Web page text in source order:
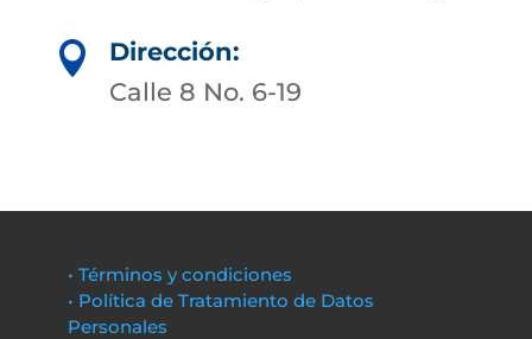

Dirección:
Calle 8 No. 6-19
• Términos y condiciones
• Política de Tratamiento de Datos
Personales